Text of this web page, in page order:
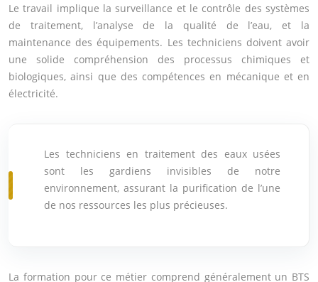
Le travail implique la surveillance et le contrôle des systèmes
de traitement, l’analyse de la qualité de l’eau, et la
maintenance des équipements. Les techniciens doivent avoir
une solide compréhension des processus chimiques et
biologiques, ainsi que des compétences en mécanique et en
électricité.
Les techniciens en traitement des eaux usées
sont les gardiens invisibles de notre
environnement, assurant la purification de l’une
de nos ressources les plus précieuses.
La formation pour ce métier comprend généralement un BTS